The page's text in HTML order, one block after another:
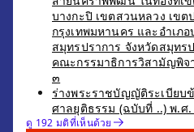
บางกะปิ เขตสวนหลวง เขต
กรุงเทพมหานคร และอำเภอ
สมุทรปราการ จังหวัดสมุทร
คณะกรรมาธิการวิสามัญพิจ
๓
ร่างพระราชบัญญัติระเบียบ
ศาลยุติธรรม (ฉบับที่ ..) พ.ศ.
ดู 192 มติที่เห็นด้วย